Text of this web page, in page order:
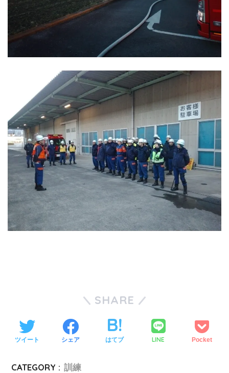
SHARE
ツイート シェア はてブ LINE Pocket
CATEGORY : 訓練